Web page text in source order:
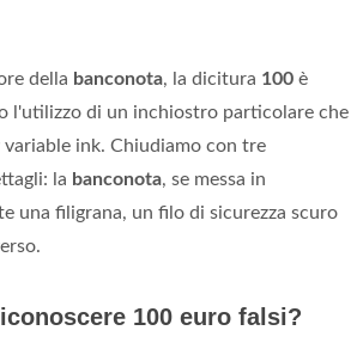
della banconota, la dicitura 100 è
l'utilizzo di un inchiostro particolare che
ink. Chiudiamo con tre
la banconota, se messa in
una filigrana, un filo di sicurezza scuro
100 euro falsi?